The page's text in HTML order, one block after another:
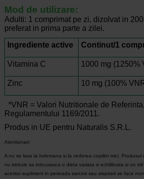
Mod de utilizare:
Adulti: 1 comprimat pe zi, dizolvat in
preferat in prima parte a zilei.
Ingrediente active
Continut/1
Vitamina C 1000 mg (1250%
Zinc 10 mg (100%
*VNR = Valori Nutritionale de
Regulamentului 1169/2011.
Produs in UE pentru Naturalis S.R.L.
Atentionari:
A nu se lasa la indemana si la vederea copiilor mici. Produsul
nu trebuie sa inlocuiasca o dieta variata si echilibrata si un
acestui supliment in perioada sarcinii sau alaptarii se face